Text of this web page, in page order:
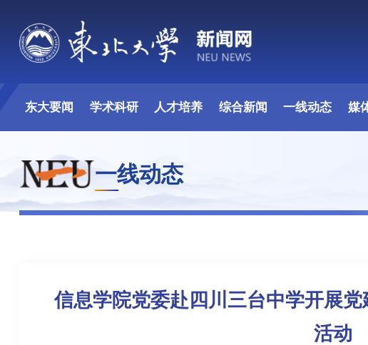
东大要闻 学术科研 人才培养 综合新闻 一线动态 媒
一线动态
信息学院党委赴四川三台中学开展
活动